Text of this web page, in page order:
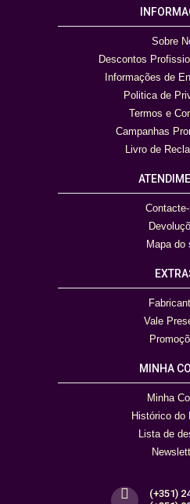
Sobre
Descontos
Informações de
Politica de
Termos e
Campanhas
Livro de
Mapa do
Vale
MINHA
Minha
Histórico do
Lista de
(+351)